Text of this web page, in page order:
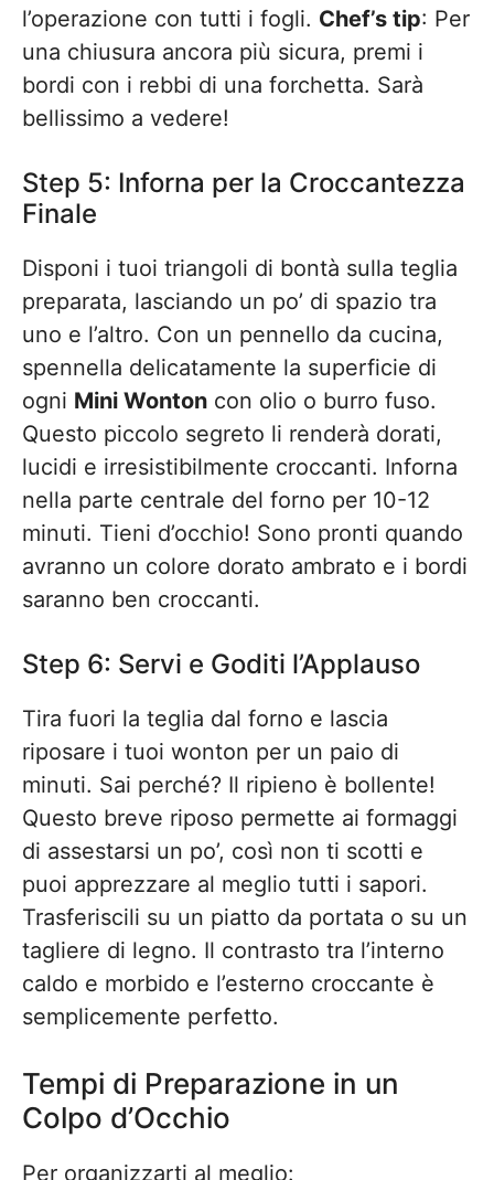
l’operazione con tutti i fogli. Chef’s tip: Per
una chiusura ancora più sicura, premi i
bordi con i rebbi di una forchetta. Sarà
bellissimo a vedere!
Step 5: Inforna per la Croccantezza
Finale
Disponi i tuoi triangoli di bontà sulla teglia
preparata, lasciando un po’ di spazio tra
uno e l’altro. Con un pennello da cucina,
spennella delicatamente la superficie di
ogni Mini Wonton con olio o burro fuso.
Questo piccolo segreto li renderà dorati,
lucidi e irresistibilmente croccanti. Inforna
nella parte centrale del forno per 10-12
minuti. Tieni d’occhio! Sono pronti quando
avranno un colore dorato ambrato e i bordi
saranno ben croccanti.
Step 6: Servi e Goditi l’Applauso
Tira fuori la teglia dal forno e lascia
riposare i tuoi wonton per un paio di
minuti. Sai perché? Il ripieno è bollente!
Questo breve riposo permette ai formaggi
di assestarsi un po’, così non ti scotti e
puoi apprezzare al meglio tutti i sapori.
Trasferiscili su un piatto da portata o su un
tagliere di legno. Il contrasto tra l’interno
caldo e morbido e l’esterno croccante è
semplicemente perfetto.
Tempi di Preparazione in un
Colpo d’Occhio
Per organizzarti al meglio: